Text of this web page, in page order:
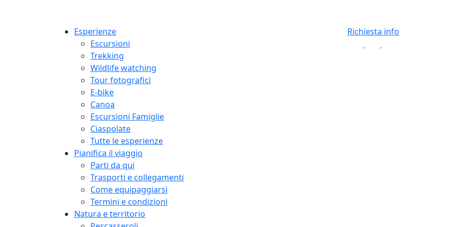
Esperienze
Escursioni
Trekking
Wildlife watching
Tour fotografici
E-bike
Canoa
Escursioni Famiglie
Ciaspolate
Tutte le esperienze
Pianifica il viaggio
Parti da qui
Trasporti e collegamenti
Come equipaggiarsi
Termini e condizioni
Natura e territorio
Richiesta info